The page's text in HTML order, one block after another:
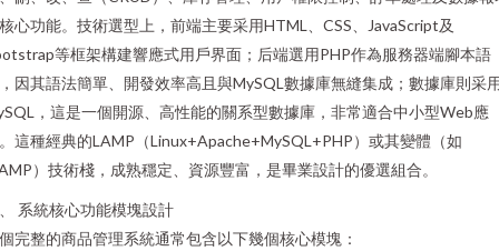
心功能。技術選型上，前端主要采用HTML、CSS、JavaScript及
等框架構建響應式用戶界面；后端選用PHP作為服務器端腳本語
因其語法簡單、開發效率高且與MySQL數據庫無縫集成；數據庫則采
，這是一個開源、高性能的關系型數據庫，非常適合中小型Web應
這種經典的LAMP（Linux+Apache+MySQL+PHP）或其變體（如
）技術棧，成熟穩定、資源豐富，是畢業設計的優選組合。
系統核心功能模塊設計
完整的商品管理系統通常包含以下幾個核心模塊：